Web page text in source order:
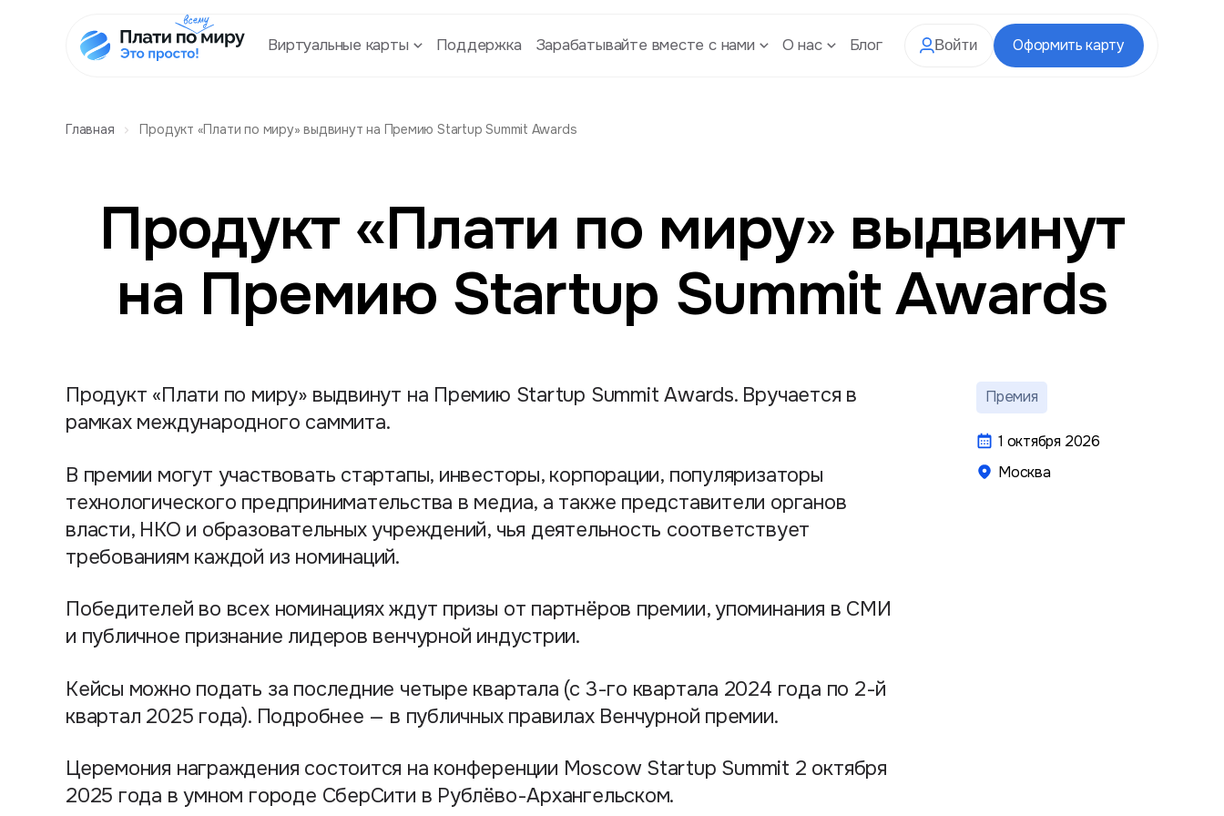
Виртуальные карты Поддержка Зарабатывайте вместе с нами О нас Блог Войти Оформить карту
Главная Продукт «Плати по миру» выдвинут на Премию Startup Summit Awards
Продукт «Плати по миру» выдвинут
на Премию Startup Summit Awards
Продукт «Плати по миру» выдвинут на Премию Startup Summit Awards. Вручается в
рамках международного саммита.
В премии могут участвовать стартапы, инвесторы, корпорации, популяризаторы
технологического предпринимательства в медиа, а также представители органов
власти, НКО и образовательных учреждений, чья деятельность соответствует
требованиям каждой из номинаций.
Победителей во всех номинациях ждут призы от партнёров премии, упоминания в СМИ
и публичное признание лидеров венчурной индустрии.
Кейсы можно подать за последние четыре квартала (с 3-го квартала 2024 года по 2-й
квартал 2025 года). Подробнее — в публичных правилах Венчурной премии.
Церемония награждения состоится на конференции Moscow Startup Summit 2 октября
2025 года в умном городе СберСити в Рублёво-Архангельском.
Премия
1 октября 2026
Москва